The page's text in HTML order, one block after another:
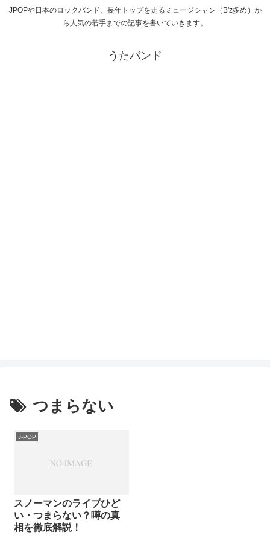
JPOPや日本のロックバンド、長年トップを走るミュージシャン（B'z多め）か
ら人気の若手までの記事を書いていきます。
うたバンド
つまらない
J-POP
スノーマンのライブひど
い・つまらない？噂の真
相を徹底解説！